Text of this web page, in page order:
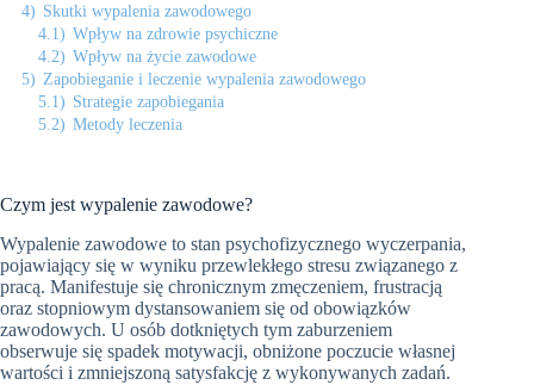
4) Skutki wypalenia zawodowego
4.1) Wpływ na zdrowie psychiczne
4.2) Wpływ na życie zawodowe
5) Zapobieganie i leczenie wypalenia zawodowego
5.1) Strategie zapobiegania
5.2) Metody leczenia
Czym jest wypalenie zawodowe?
Wypalenie zawodowe to stan psychofizycznego wyczerpania,
pojawiający się w wyniku przewlekłego stresu związanego z
pracą. Manifestuje się chronicznym zmęczeniem, frustracją
oraz stopniowym dystansowaniem się od obowiązków
zawodowych. U osób dotkniętych tym zaburzeniem
obserwuje się spadek motywacji, obniżone poczucie własnej
wartości i zmniejszoną satysfakcję z wykonywanych zadań.